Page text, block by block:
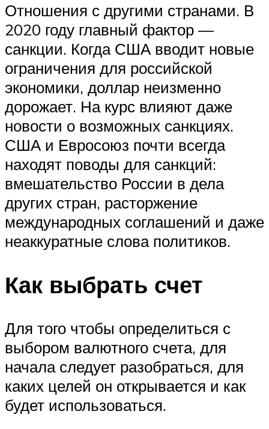
Отношения с другими странами. В
2020 году главный фактор —
санкции. Когда США вводит новые
ограничения для российской
экономики, доллар неизменно
дорожает. На курс влияют даже
новости о возможных санкциях.
США и Евросоюз почти всегда
находят поводы для санкций:
вмешательство России в дела
других стран, расторжение
международных соглашений и даже
неаккуратные слова политиков.
Как выбрать счет
Для того чтобы определиться с
выбором валютного счета, для
начала следует разобраться, для
каких целей он открывается и как
будет использоваться.